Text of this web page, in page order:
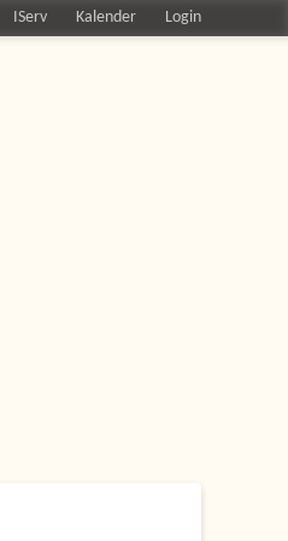
IServ Kalender Login